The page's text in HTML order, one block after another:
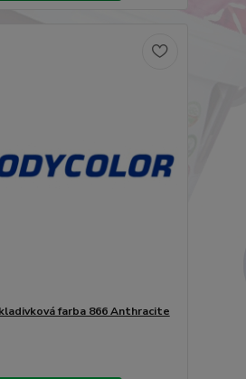
farba 866 Anthracite